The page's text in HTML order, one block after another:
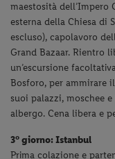
maestosità dell’Impero
esterna della Chiesa di
escluso), capolavoro
Grand Bazaar. Rientro
un’escursione
Bosforo, per ammirare
suoi palazzi, moschee
albergo. Cena libera e
3° giorno: Istanbul
Prima colazione e